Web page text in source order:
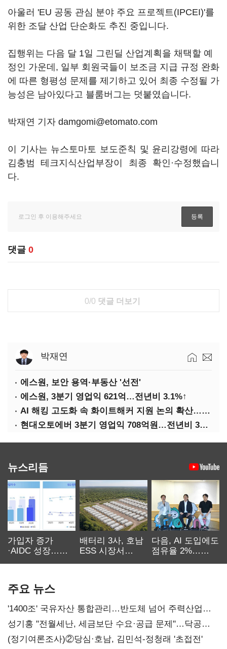
아울러 'EU 공동 관심 분야 주요 프로젝트(IPCEI)'를
위한 조달 산업 단순화도 추진 중입니다.
집행위는 다음 달 1일 그린딜 산업계획을 채택할 예
정인 가운데, 일부 회원국들이 보조금 지급 규정 완화
에 따른 형평성 문제를 제기하고 있어 최종 수정될 가
능성은 남아있다고 블룸버그는 덧붙였습니다.
박재연 기자 damgomi@etomato.com
이 기사는 뉴스토마토 보도준칙 및 윤리강령에 따라
김충범 테크지식산업부장이 최종 확인·수정했습니
다.
댓글 0
0/0 댓글 더보기
박재연
에스원, 보안 용역·부동산 '선전'
에스원, 3분기 영업익 621억…전년비 3.1%↑
AI 해킹 고도화 속 화이트해커 지원 논의 확산…'버그바운티' 재조명
현대오토에버 3분기 영업익 708억원…전년비 34.8%↑
뉴스리듬
가입자 증가
·AIDC 성장…
배터리 3사, 호남
ESS 시장서
다음, AI 도입에도
점유율 2%…
주요 뉴스
'1400조' 국유자산 통합관리…반도체 넘어 주력산업
구조혁신
성기홍 "전월세난, 세금보단 수요·공급 문제"…닥공
시사
(정기여론조사)②당심·호남, 김민석-정청래 '초접전'